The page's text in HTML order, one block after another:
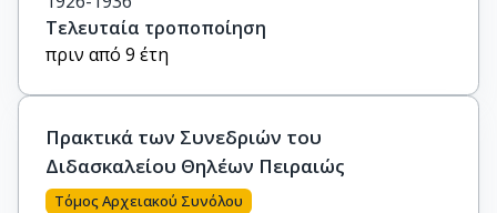
Τελευταία τροποποίηση
πριν από 9 έτη
Πρακτικά των Συνεδριών του
Διδασκαλείου Θηλέων Πειραιώς
Τόμος Αρχειακού Συνόλου